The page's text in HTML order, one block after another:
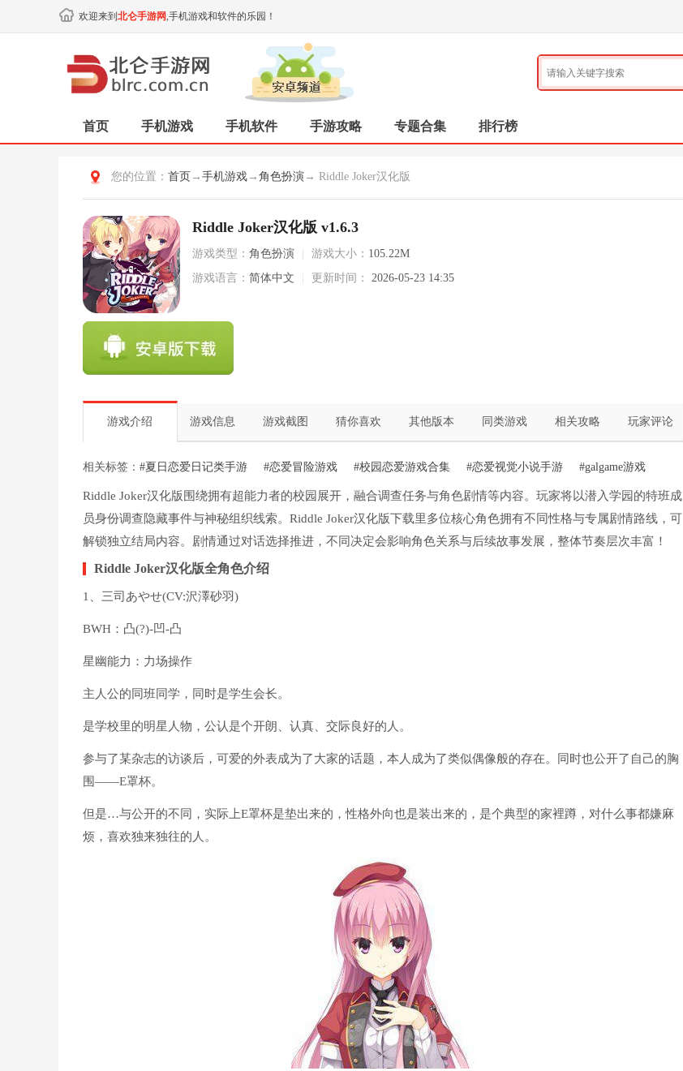
欢迎来到 北仑手游网,手机游戏和软件的乐园！
首页 手机游戏 手机软件 手游攻略 专题合集 排行榜
您的位置： 首页 → 手机游戏 → 角色扮演 → Riddle Joker汉化版
Riddle Joker汉化版 v1.6.3
游戏类型： 角色扮演 游戏大小： 105.22M
游戏语言： 简体中文 更新时间： 2026-05-23 14:35
游戏介绍 游戏信息 游戏截图 猜你喜欢 其他版本 同类游戏 相关攻略 玩家评论
相关标签： #夏日恋爱日记类手游 #恋爱冒险游戏 #校园恋爱游戏合集 #恋爱视觉小说手游 #galgame游戏
Riddle Joker汉化版围绕拥有超能力者的校园展开，融合调查任务与角色剧情等内容。玩家将以潜入学园的特班成
员身份调查隐藏事件与神秘组织线索。Riddle Joker汉化版下载里多位核心角色拥有不同性格与专属剧情路线，可
解锁独立结局内容。剧情通过对话选择推进，不同决定会影响角色关系与后续故事发展，整体节奏层次丰富！
Riddle Joker汉化版全角色介绍
1、三司あやせ(CV:沢澤砂羽)
BWH：凸(?)-凹-凸
星幽能力：力场操作
主人公的同班同学，同时是学生会长。
是学校里的明星人物，公认是个开朗、认真、交际良好的人。
参与了某杂志的访谈后，可爱的外表成为了大家的话题，本人成为了类似偶像般的存在。同时也公开了自己的胸
围——E罩杯。
但是…与公开的不同，实际上E罩杯是垫出来的，性格外向也是装出来的，是个典型的家裡蹲，对什么事都嫌麻
烦，喜欢独来独往的人。